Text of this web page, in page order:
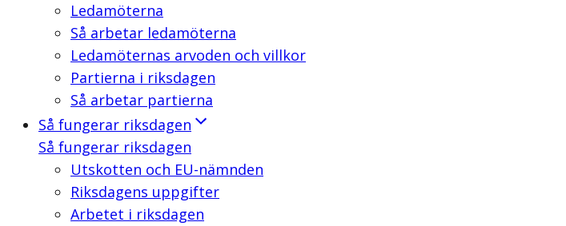
Ledamöterna
Så arbetar ledamöterna
Ledamöternas arvoden och villkor
Partierna i riksdagen
Så arbetar partierna
Så fungerar riksdagen
Så fungerar riksdagen
Utskotten och EU-nämnden
Riksdagens uppgifter
Arbetet i riksdagen